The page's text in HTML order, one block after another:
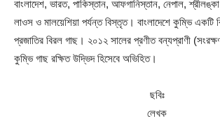
বাংলাদেশ, ভারত, পাকিস্তান, আফগানিস্তান, নেপাল, শ্রীলঙ্কা,
লাওস ও মালয়েশিয়া পর্যন্ত বিস্তৃত। বাংলাদেশে কুম্ভি একটি
প্রজাতির বিরল গাছ। ২০১২ সালের প্রণীত বন্যপ্রাণী
কুম্ভি গাছ রক্ষিত উদ্ভিদ হিসেবে অভিহিত।
ছবিঃ
লেখক